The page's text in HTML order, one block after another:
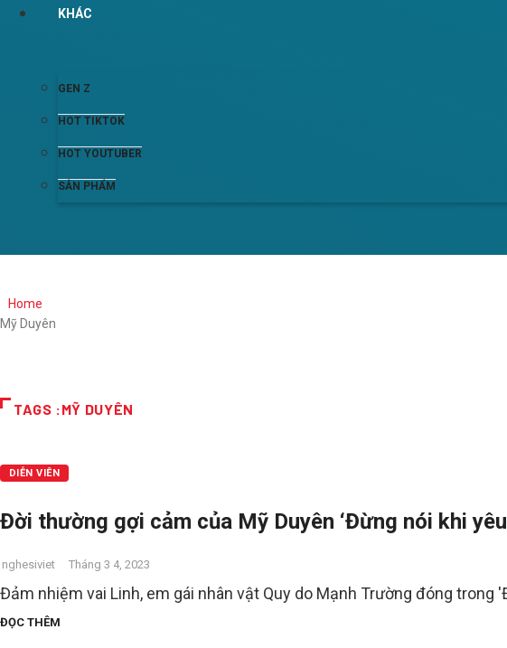
KHÁC
GEN Z
HOT TIKTOK
HOT YOUTUBER
SẢN PHẨM
Home
Mỹ Duyên
TAGS :MỸ DUYÊN
DIỄN VIÊN
Đời thường gợi cảm của Mỹ Duyên ‘Đừng nói khi
nghesiviet Tháng 3 4, 2023
Đảm nhiệm vai Linh, em gái nhân vật Quy do Mạnh Trường đóng
ĐỌC THÊM